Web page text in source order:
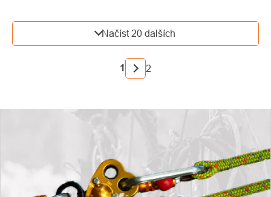
OVLÁDACÍ
PRVKY
VÝPISU
Načíst 20 dalších
STRÁNKOVÁNÍ
1 2